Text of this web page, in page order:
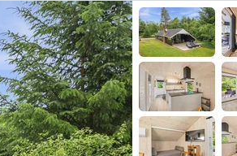
Sommerhuse i
Sommerhuse i
Sommerhuse i
Sommerhuse i
Sommerhuse i juleferien
Sommerhuse til nytår